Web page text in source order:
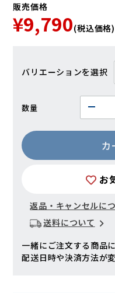
販売価格
¥9,790(税込価格)
バリエーション
数量
カ
お
返品・キャンセルに
送料について
一緒にご注文する商品
配送日時や決済方法が